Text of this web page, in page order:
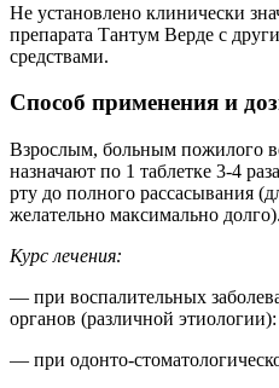
Не установлено клинически
препарата Тантум Верде с
средствами.
Способ применения и
Взрослым, больным пожилого
назначают по 1 таблетке 3-4
рту до полного рассасывания
желательно максимально долго).
Курс лечения:
— при воспалительных
органов (различной
— при одонто-